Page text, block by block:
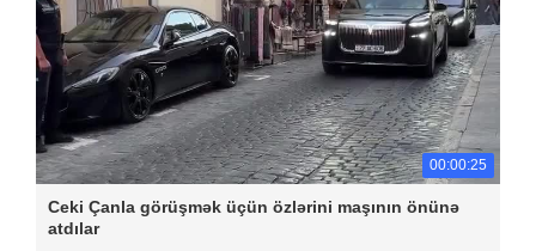
00:00:25
Ceki Çanla görüşmək üçün özlərini maşının önünə
atdılar